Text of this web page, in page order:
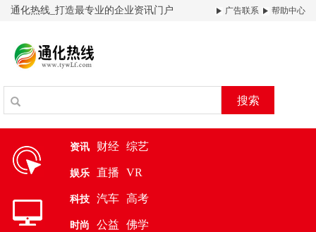
通化热线_打造最专业的企业资讯门户 广告联系 帮助中心
搜索
资讯 财经 综艺
娱乐 直播 VR
科技 汽车 高考
时尚 公益 佛学